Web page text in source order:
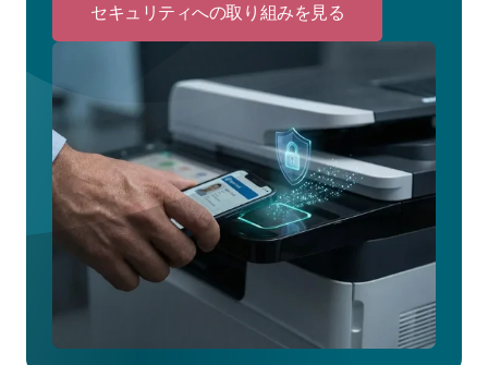
セキュリティへの取り組みを見る
to
ュ
テ
ィ
へ
り
組
み